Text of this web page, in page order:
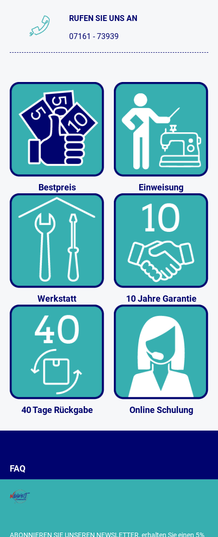
RUFEN SIE UNS AN
07161 - 73939
Bestpreis Einweisung
Werkstatt 10 Jahre Garantie
40 Tage Rückgabe Online Schulung
ABONNIEREN SIE UNSEREN NEWSLETTER, erhalten Sie einen 5%
FAQ